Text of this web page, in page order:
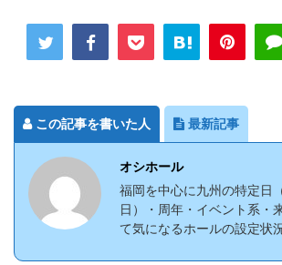
この記事を書いた人 最新記事
オシホール
福岡を中心に九州の特定日
日）・周年・イベント系・
て気になるホールの設定状